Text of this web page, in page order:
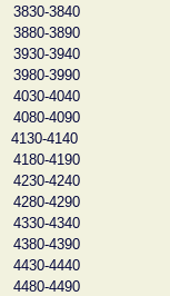
3830-3840
3880-3890
3930-3940
3980-3990
4030-4040
4080-4090
4130-4140
4180-4190
4230-4240
4280-4290
4330-4340
4380-4390
4430-4440
4480-4490